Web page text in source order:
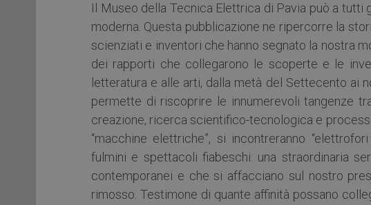
Il Museo della Tecnica Elettrica di Pavia può a tutti
moderna. Questa pubblicazione ne ripercorre la
scienziati e inventori che hanno segnato la nostra
dei rapporti che collegarono le scoperte e le
letteratura e alle arti, dalla metà del Settecento ai
permette di riscoprire le innumerevoli tangenze
creazione, ricerca scientifico-tecnologica e
“macchine elettriche”, si incontreranno
fulmini e spettacoli fiabeschi: una straordinaria
contemporanei e che si affacciano sul nostro
rimosso. Testimone di quante affinità possano